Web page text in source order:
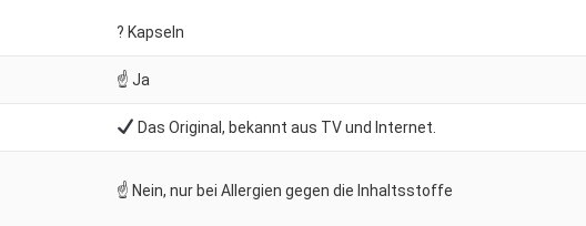
? Kapseln
☝ Ja
Das Original, bekannt aus TV und Internet.
☝ Nein, nur bei Allergien gegen die Inhaltsstoffe